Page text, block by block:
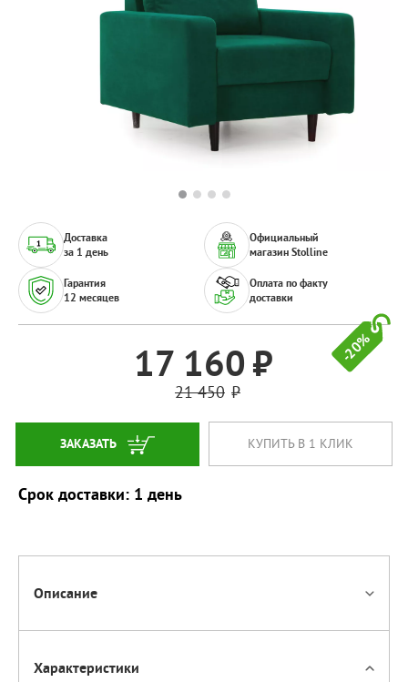
-20%
Доставка
за 1 день
Гарантия
12 месяцев
Официальный
магазин Stolline
Оплата по факту
доставки
17 160
21 450
ЗАКАЗАТЬ КУПИТЬ В 1 КЛИК
Срок доставки: 1 день
Описание
Характеристики